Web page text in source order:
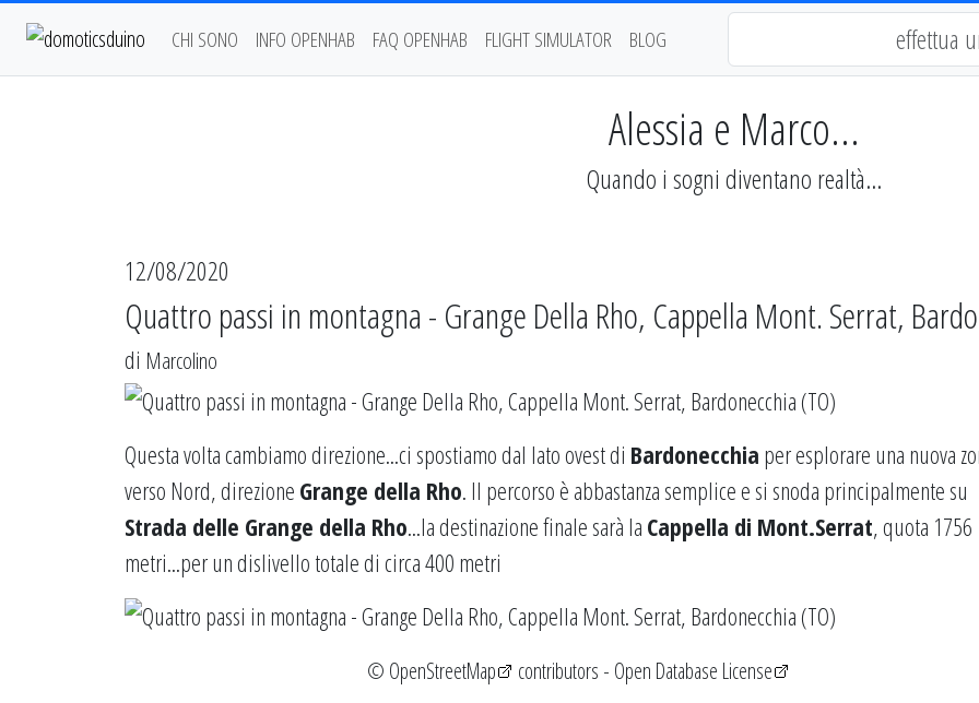
CHI SONO INFO OPENHAB FAQ OPENHAB FLIGHT SIMULATOR BLOG
Alessia e Marco...
Quando i sogni diventano realtà...
12/08/2020
Quattro passi in montagna - Grange Della Rho, Cappella Mont. Serrat,
di Marcolino
Questa volta cambiamo direzione...ci spostiamo dal lato ovest di Bardonecchia per esplorare una nuova
verso Nord, direzione Grange della Rho. Il percorso è abbastanza semplice e si snoda principalmente su
Strada delle Grange della Rho...la destinazione finale sarà la Cappella di Mont.Serrat, quota 1756
metri...per un dislivello totale di circa 400 metri
© OpenStreetMap contributors - Open Database License